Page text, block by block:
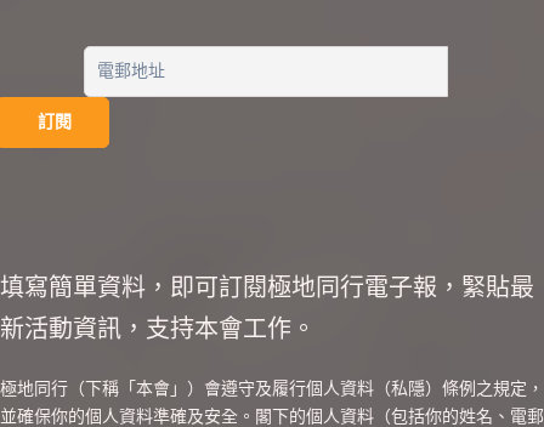
填寫簡單資料，即可訂閱極地同行電子報，緊貼最
新活動資訊，支持本會工作。
極地同行（下稱「本會」）會遵守及履行個人資料（私隱）條例之規定，
並確保你的個人資料準確及安全。閣下的個人資料（包括你的姓名、電郵